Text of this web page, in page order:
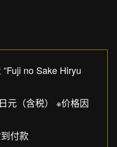
no Sake Hiryu
元（含税） ※价格因
付款